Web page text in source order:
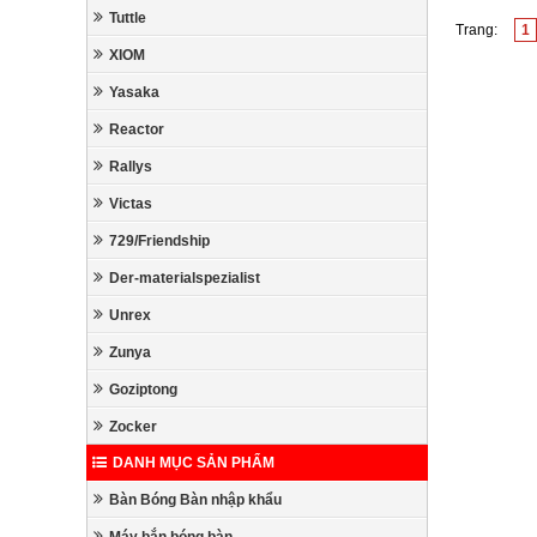
Tuttle
XIOM
Yasaka
Reactor
Rallys
Victas
729/Friendship
Der-materialspezialist
Unrex
Zunya
Goziptong
Zocker
DANH MỤC SẢN PHẨM
Bàn Bóng Bàn nhập khẩu
Trang: 1